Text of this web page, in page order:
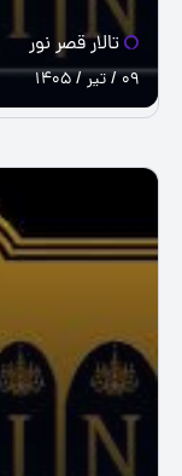
تالار قصر نور
09 / تیر / 1405